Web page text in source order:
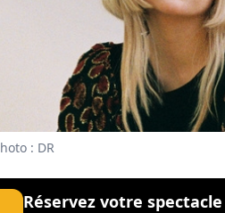
: DR
Réservez votre spectacle